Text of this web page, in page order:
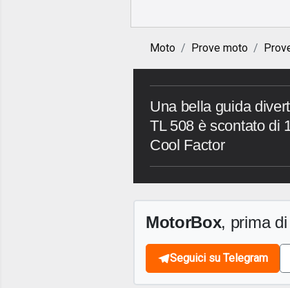
Moto Prove moto
Una bella guida
TL 508 è scontato di
Cool Factor
MotorBox, prima
Seguici su Telegram